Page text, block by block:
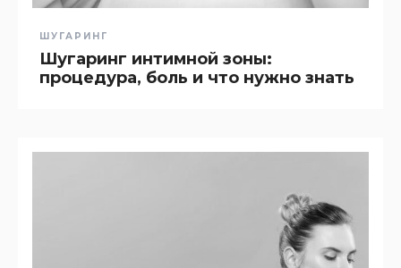
ШУГАРИНГ
Шугаринг интимной зоны:
процедура, боль и что нужно знать